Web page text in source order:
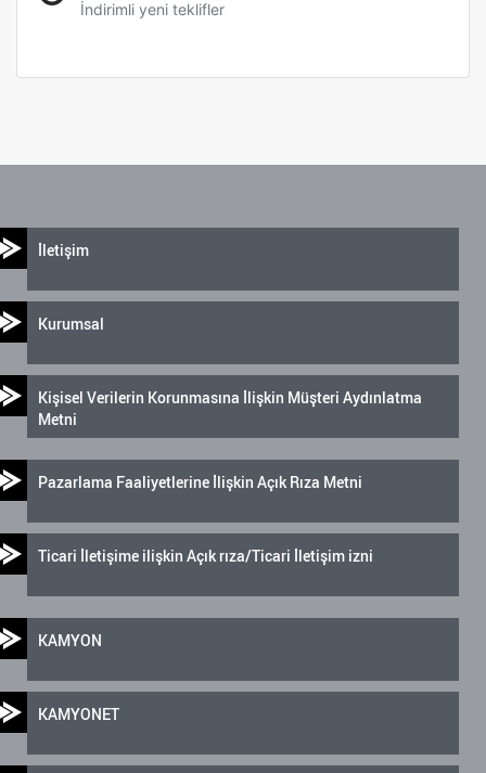
İndirimli yeni teklifler
İletişim
Kurumsal
Kişisel Verilerin Korunmasına İlişkin Müşteri Aydınlatma
Metni
Pazarlama Faaliyetlerine İlişkin Açık Rıza Metni
Ticari İletişime ilişkin Açık rıza/Ticari İletişim izni
KAMYON
KAMYONET